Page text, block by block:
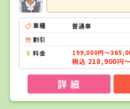
車種
普通車
割引
料金
199,000円～
税込 218,900円
詳 細